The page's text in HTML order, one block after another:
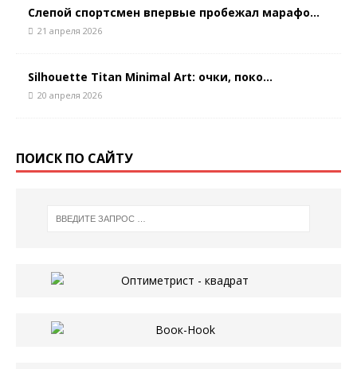
Слепой спортсмен впервые пробежал марафо...
21 апреля 2026
Silhouette Titan Minimal Art: очки, поко...
20 апреля 2026
ПОИСК ПО САЙТУ